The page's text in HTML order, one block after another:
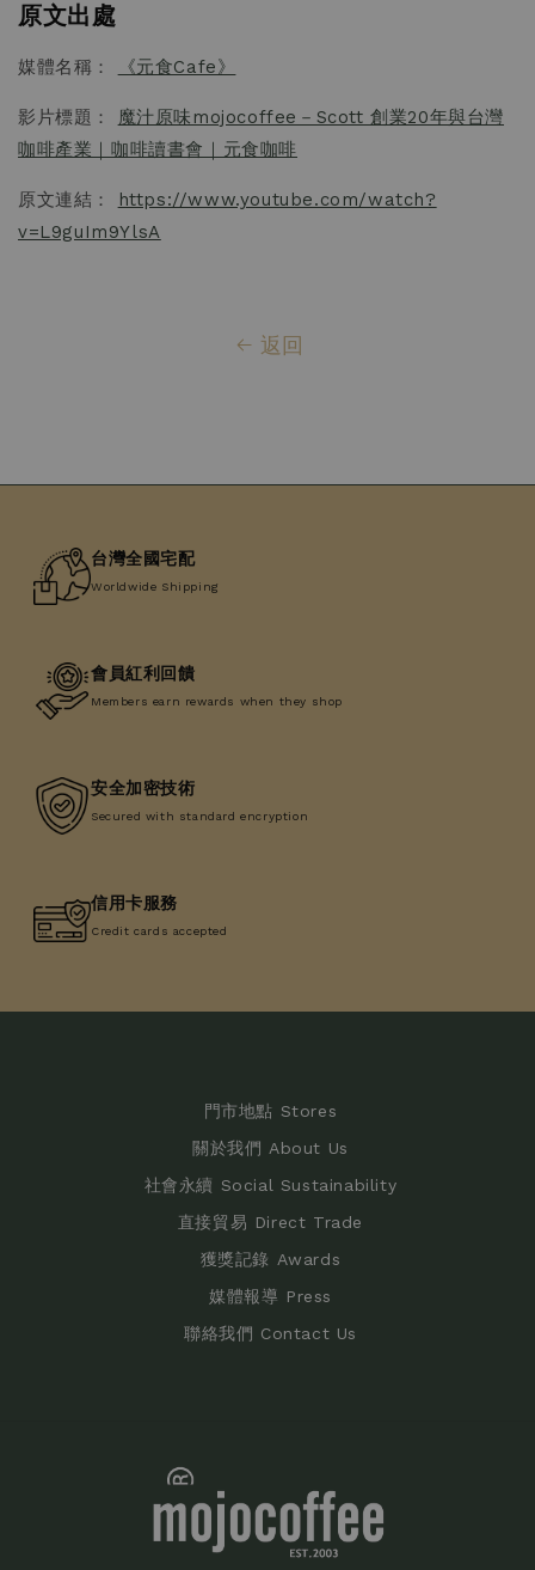
原文出處
媒體名稱： 《元食Cafe》
影片標題： 魔汁原味mojocoffee－Scott 創業20年與台灣
咖啡產業｜咖啡讀書會｜元食咖啡
原文連結：
https://www.youtube.com/watch?
v=L9guIm9YlsA
返回
台灣全國宅配
Worldwide Shipping
會員紅利回饋
Members earn rewards when they shop
安全加密技術
Secured with standard encryption
信用卡服務
Credit cards accepted
門市地點 Stores
關於我們 About Us
社會永續 Social Sustainability
直接貿易 Direct Trade
獲獎記錄 Awards
媒體報導 Press
聯絡我們 Contact Us